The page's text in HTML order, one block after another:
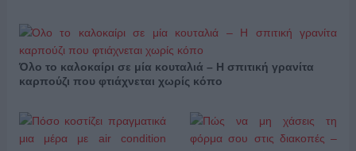
Όλο το καλοκαίρι σε μία κουταλιά – Η σπιτική γρανίτα
καρπούζι που φτιάχνεται χωρίς κόπο